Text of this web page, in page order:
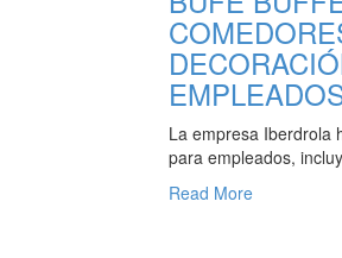
La empresa Iberdrola
para empleados,
Read More